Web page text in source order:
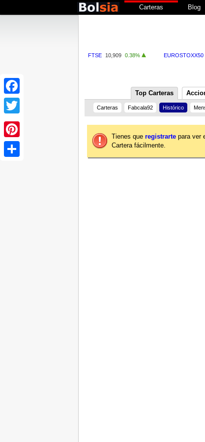
Carteras Blog
FTSE 10,909 0.38% EUROSTOXX50
Top Carteras
Carteras Fabcala92 Histórico
Tienes que registrarte para ver
Cartera fácilmente.
Facebook
Twitter
Pinterest